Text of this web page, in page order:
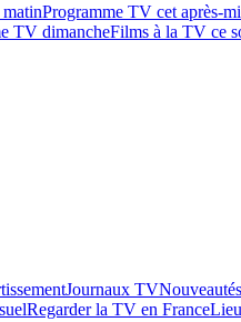
Programme TV cet après-
TV dimancheFilms à la TV ce
Journaux TV
Regarder la TV en France